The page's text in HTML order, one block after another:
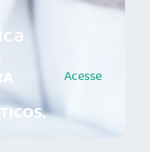
Acesse